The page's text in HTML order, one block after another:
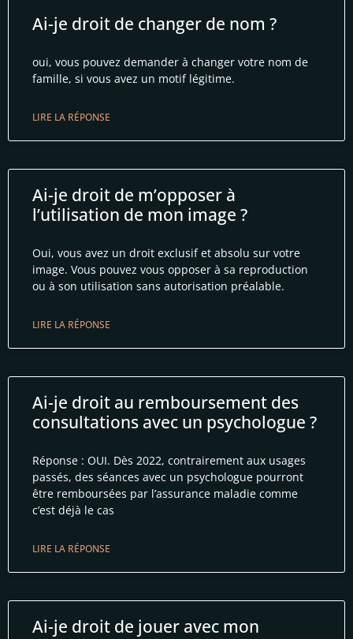
Ai-je droit de changer de nom ?
oui, vous pouvez demander à changer votre nom de
famille, si vous avez un motif légitime.
LIRE LA RÉPONSE
Ai-je droit de m’opposer à
l’utilisation de mon image ?
Oui, vous avez un droit exclusif et absolu sur votre
image. Vous pouvez vous opposer à sa reproduction
ou à son utilisation sans autorisation préalable.
LIRE LA RÉPONSE
Ai-je droit au remboursement des
consultations avec un psychologue ?
Réponse : OUI. Dès 2022, contrairement aux usages
passés, des séances avec un psychologue pourront
être remboursées par l’assurance maladie comme
c’est déjà le cas
LIRE LA RÉPONSE
Ai-je droit de jouer avec mon